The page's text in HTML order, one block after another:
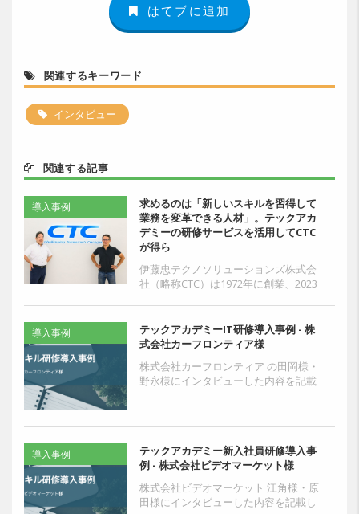
はてブに追加
関連するキーワード
インタビュー
関連する記事
求めるのは「新しいスキルを習得して
業務を変革できる人材」。テックアカ
デミーの研修サービスを活用してCTC
が得ら
伊藤忠テクノソリューションズ株式会
社（略称CTC）は1972年に創業、2023
なら...
導入事例
テックアカデミーIT研修導入事例 - 株
式会社カーフロンティア様
株式会社カーフロンティア の田岡様・
野永様にインタビューした内容を記載
をお聞きしておりますの...
導入事例
テックアカデミー新入社員研修導入事
例 - 株式会社ビデオマーケット様
株式会社ビデオマーケット 江角様・原
田様にインタビューした内容を記載し
導入事例